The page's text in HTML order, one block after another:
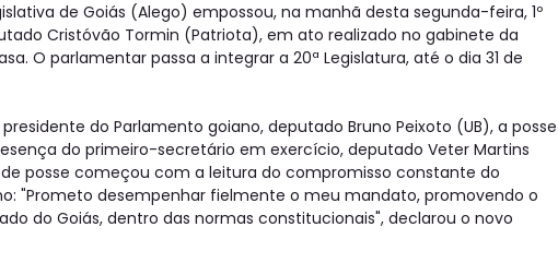
de Goiás (Alego) empossou, na manhã desta segunda-feira, 1º
Cristóvão Tormin (Patriota), em ato realizado no gabinete da
O parlamentar passa a integrar a 20ª Legislatura, até o dia 31 de
do Parlamento goiano, deputado Bruno Peixoto (UB), a posse
do primeiro-secretário em exercício, deputado Veter Martins
posse começou com a leitura do compromisso constante do
"Prometo desempenhar fielmente o meu mandato, promovendo o
do Goiás, dentro das normas constitucionais", declarou o novo